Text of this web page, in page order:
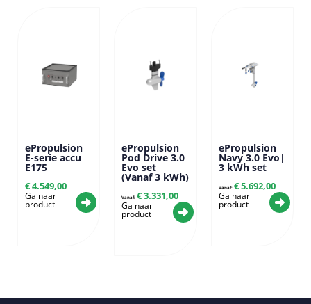
ePropulsion
E-serie accu
E175
€4.549,00
Ga naar
product
ePropulsion
Pod Drive 3.0
Evo set
(Vanaf 3 kWh)
Vanaf:€3.331,00
Ga naar
product
ePropulsion
Navy 3.0 Evo|
3 kWh set
Vanaf: €5.692,00
Ga naar
product